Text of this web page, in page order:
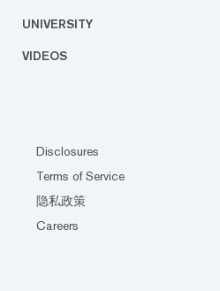
UNIVERSITY
VIDEOS
Disclosures
Terms of Service
隐私政策
Careers